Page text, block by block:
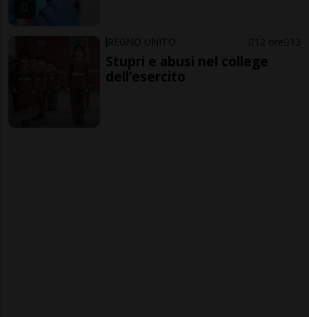
REGNO UNITO 12 ore 13
Stupri e abusi nel college
dell’esercito